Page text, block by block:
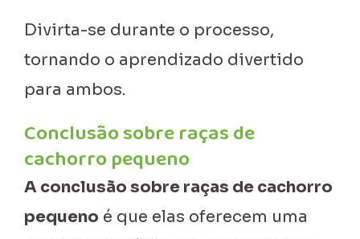
Divirta-se durante o processo,
tornando o aprendizado divertido
para ambos.
Conclusão sobre raças de
cachorro pequeno
A conclusão sobre raças de cachorro
pequeno é que elas oferecem uma